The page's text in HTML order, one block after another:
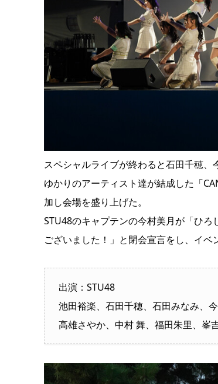
スペシャルライブが終わると石田千穂
ゆかりのアーティスト達が結成した「
加し会場を盛り上げた。
STU48のキャプテンの今村美月が「ひ
ございました！」と閉会宣言をし、イベ
出演：STU48
池田裕楽、石田千穂、石田みなみ、
高雄さやか、中村 舞、福田朱里、峯